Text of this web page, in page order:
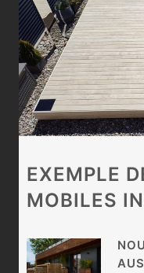
EXEMPLE
MOBILES